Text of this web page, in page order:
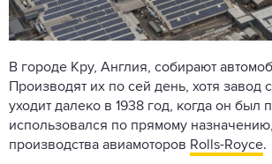
В городе Кру, Англия, собирают
Производят их по сей день, хотя завод
уходит далеко в 1938 год, когда он был
использовался по прямому
производства авиамоторов Rolls-Royce.